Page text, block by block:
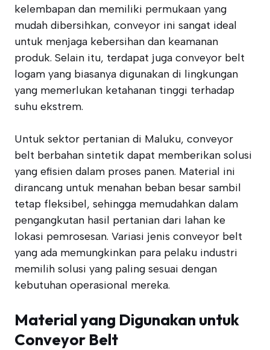
kelembapan dan memiliki permukaan yang
mudah dibersihkan, conveyor ini sangat ideal
untuk menjaga kebersihan dan keamanan
produk. Selain itu, terdapat juga conveyor belt
logam yang biasanya digunakan di lingkungan
yang memerlukan ketahanan tinggi terhadap
suhu ekstrem.
Untuk sektor pertanian di Maluku, conveyor
belt berbahan sintetik dapat memberikan solusi
yang efisien dalam proses panen. Material ini
dirancang untuk menahan beban besar sambil
tetap fleksibel, sehingga memudahkan dalam
pengangkutan hasil pertanian dari lahan ke
lokasi pemrosesan. Variasi jenis conveyor belt
yang ada memungkinkan para pelaku industri
memilih solusi yang paling sesuai dengan
kebutuhan operasional mereka.
Material yang Digunakan untuk
Conveyor Belt